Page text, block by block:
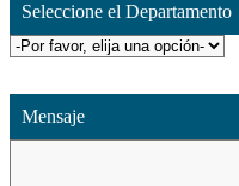
Seleccione el Departamento
Mensaje